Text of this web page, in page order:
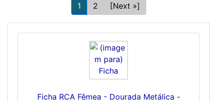
1
2 [Next »]
Ficha RCA Fêmea - Dourada Metálica -